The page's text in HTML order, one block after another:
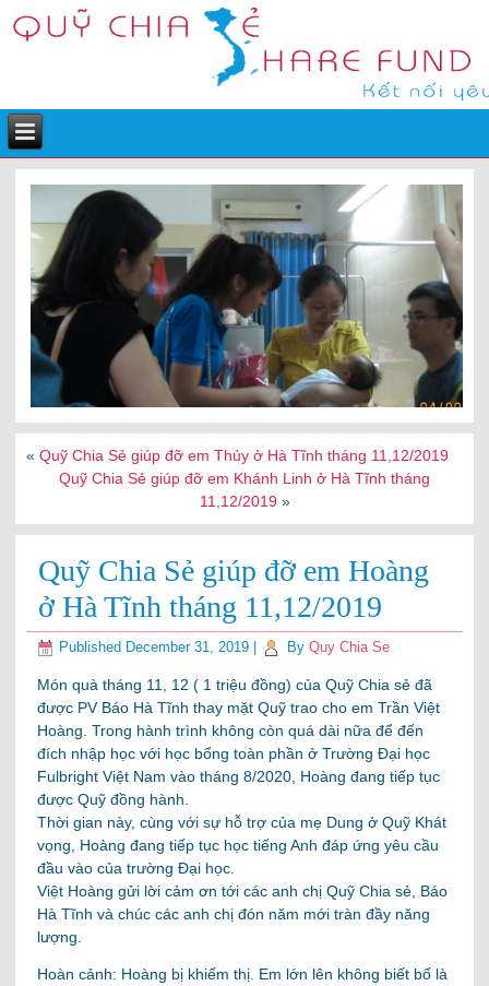
«Quỹ Chia Sẻ giúp đỡ em Thủy ở Hà Tĩnh tháng 11,12/2019
Quỹ Chia Sẻ giúp đỡ em Khánh Linh ở Hà Tĩnh tháng
11,12/2019»
Quỹ Chia Sẻ giúp đỡ em Hoàng
ở Hà Tĩnh tháng 11,12/2019
Published December 31, 2019 By Quy Chia Se
Món quà tháng 11, 12 ( 1 triệu đồng) của Quỹ Chia sẻ đã
được PV Báo Hà Tĩnh thay mặt Quỹ trao cho em Trần Việt
Hoàng. Trong hành trình không còn quá dài nữa để đến
đích nhập học với học bổng toàn phần ở Trường Đại học
Fulbright Việt Nam vào tháng 8/2020, Hoàng đang tiếp tục
được Quỹ đồng hành.
Thời gian này, cùng với sự hỗ trợ của mẹ Dung ở Quỹ Khát
vọng, Hoàng đang tiếp tục học tiếng Anh đáp ứng yêu cầu
đầu vào của trường Đại học.
Việt Hoàng gửi lời cảm ơn tới các anh chị Quỹ Chia sẻ, Báo
Hà Tĩnh và chúc các anh chị đón năm mới tràn đầy năng
lượng.
Hoàn cảnh: Hoàng bị khiếm thị. Em lớn lên không biết bố là